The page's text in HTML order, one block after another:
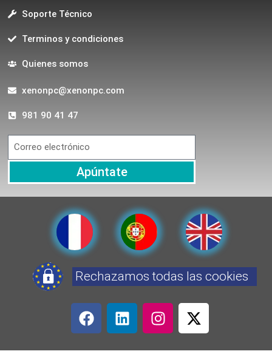
Soporte Técnico
Terminos y condiciones
Quienes somos
xenonpc@xenonpc.com
981 90 41 47
Apúntate
Rechazamos todas las cookies